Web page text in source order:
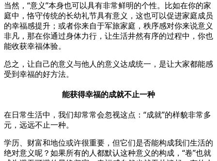
当然，“意义”本身也可以具有非常鲜明的个性。比如在你的家
庭中，恪守传统的长幼礼节具有意义，这也可以促进家庭成员
的幸福感提升；或者你来自于军旅家庭，秩序感对你来说意义
非凡，那在你通过身体力行，让生活井然有序的过程中，你也
能收获幸福体验。
总之，让自己的意义与他人的意义达成统一，是让大家都能感
受到幸福的好方法。
能获得幸福的成就不止一种
在日常生活中，我们却常常会忽视这点：“成就”的样貌非常多
元，远远不止一种。
学历、财富和地位或许很重要，但它们是否能构成我们生活的
绝对意义呢？如果所有的人都默认这种意义的构成，“卷”也就